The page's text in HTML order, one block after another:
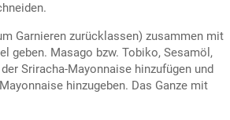
Garnieren zurücklassen) zusammen mit
geben. Masago bzw. Tobiko, Sesamöl,
Sriracha-Mayonnaise hinzufügen und
hinzugeben. Das Ganze mit